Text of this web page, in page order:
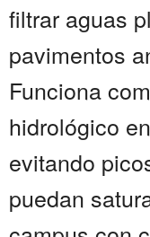
filtrar aguas
pavimentos
Funciona
hidrológico
evitando
puedan